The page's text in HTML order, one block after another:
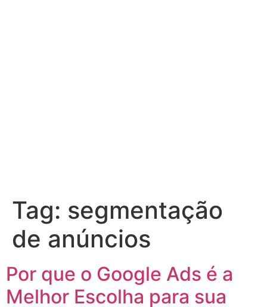
Tag: segmentação
de anúncios
Por que o Google Ads é a
Melhor Escolha para sua